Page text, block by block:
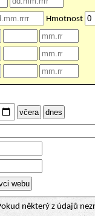
Hmotnost
některý z údajů